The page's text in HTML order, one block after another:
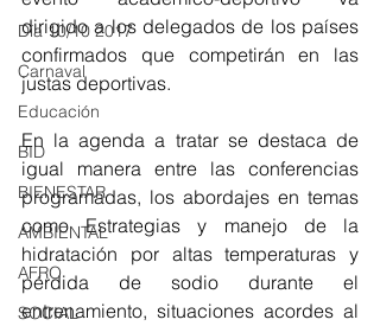
Día 10/10 2017
Carnaval
Educación
BID
BIENESTAR
AMBIENTAL
AFRO
SOCIAL
dirigido a los delegados de los países
confirmados que competirán en las
justas deportivas.
En la agenda a tratar se destaca de
igual manera entre las conferencias
programadas, los abordajes en temas
como Estrategias y manejo de la
hidratación por altas temperaturas y
pérdida de sodio durante el
entrenamiento, situaciones acordes al